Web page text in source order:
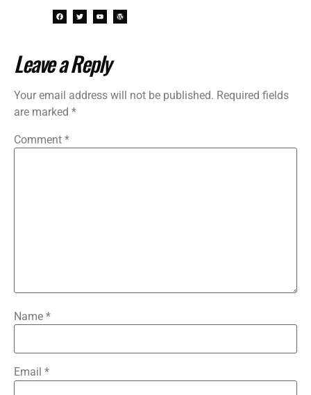
Leave a Reply
Your email address will not be published. Required fields
are marked *
Comment *
Name *
Email *